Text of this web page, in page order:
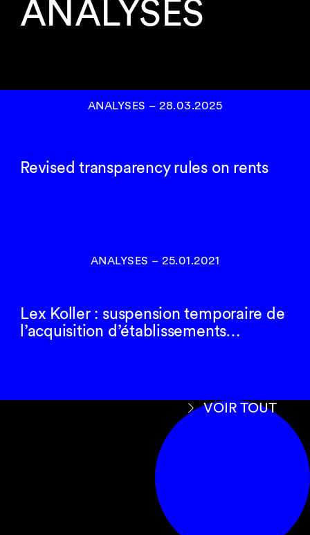
ANALYSES
ANALYSES – 28.03.2025
Revised transparency rules on rents
ANALYSES – 25.01.2021
Lex Koller : suspension temporaire de
l’acquisition d’établissements…
VOIR TOUT